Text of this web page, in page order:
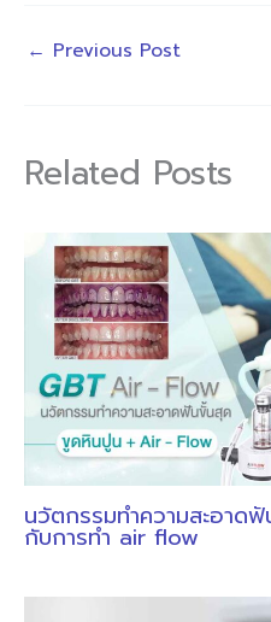
← Previous Post
Related Posts
นวัตกรรมทำความสะอา
กับการทำ air flow